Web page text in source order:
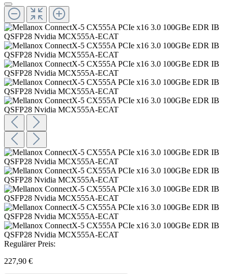
Regulärer Preis:
227,90 €